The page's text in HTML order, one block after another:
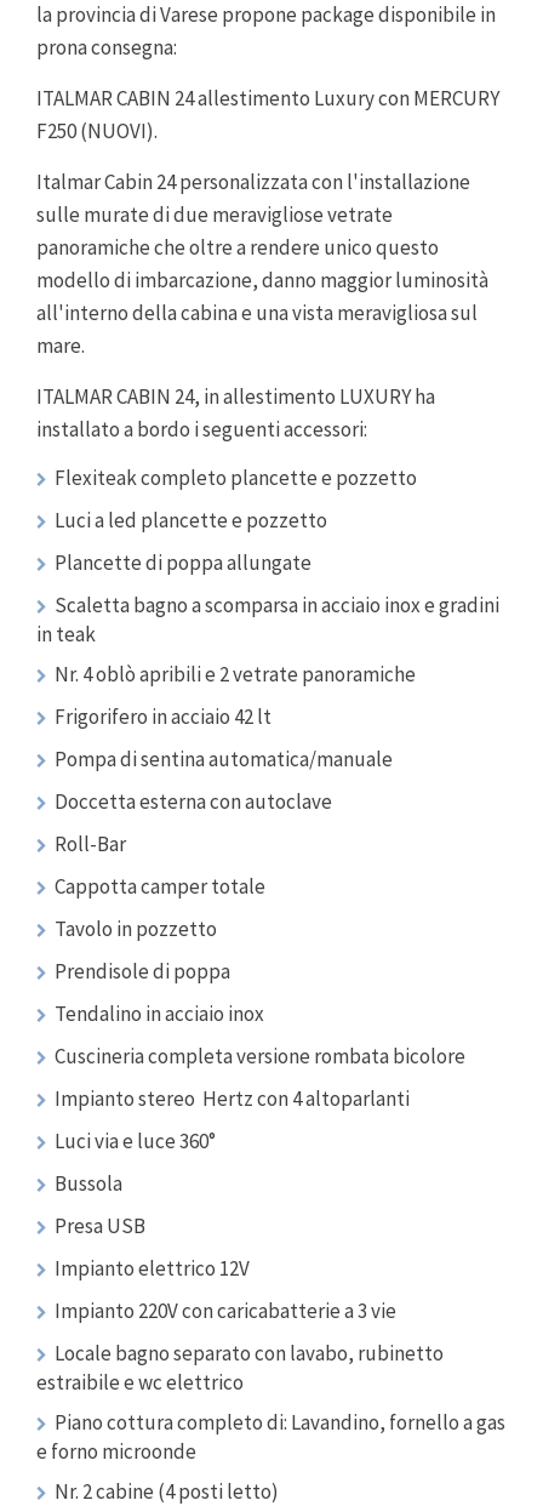
la provincia di Varese propone package disponibile in
prona consegna:
ITALMAR CABIN 24 allestimento Luxury con MERCURY
F250 (NUOVI).
Italmar Cabin 24 personalizzata con l'installazione
sulle murate di due meravigliose vetrate
panoramiche che oltre a rendere unico questo
modello di imbarcazione, danno maggior luminosità
all'interno della cabina e una vista meravigliosa sul
mare.
ITALMAR CABIN 24, in allestimento LUXURY ha
installato a bordo i seguenti accessori:
Flexiteak completo plancette e pozzetto
Luci a led plancette e pozzetto
Plancette di poppa allungate
Scaletta bagno a scomparsa in acciaio inox e gradini
in teak
Nr. 4 oblò apribili e 2 vetrate panoramiche
Frigorifero in acciaio 42 lt
Pompa di sentina automatica/manuale
Doccetta esterna con autoclave
Roll-Bar
Cappotta camper totale
Tavolo in pozzetto
Prendisole di poppa
Tendalino in acciaio inox
Cuscineria completa versione rombata bicolore
Impianto stereo Hertz con 4 altoparlanti
Luci via e luce 360°
Bussola
Presa USB
Impianto elettrico 12V
Impianto 220V con caricabatterie a 3 vie
Locale bagno separato con lavabo, rubinetto
estraibile e wc elettrico
Piano cottura completo di: Lavandino, fornello a gas
e forno microonde
Nr. 2 cabine (4 posti letto)